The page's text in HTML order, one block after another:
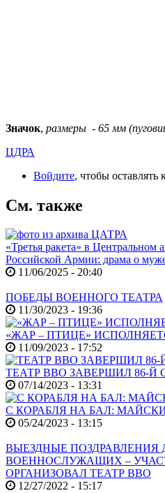
Значок, размеры - 65 мм
ЦДРА
Войдите, чтобы оставлять
См. также
«Третья ракета» в Центральном
Российской Армии: драма о
11/06/2025 - 20:40
ПОБЕДЫ ВОЕННОГО ТЕАТРА
11/30/2023 - 19:36
«ЖАР – ПТИЦЕ»
11/09/2023 - 17:52
ТЕАТР ВВО ЗАВЕРШИЛ 86-Й
07/14/2023 - 13:31
С КОРАБЛЯ НА БАЛ:
05/24/2023 - 13:15
ВЫЕЗДНЫЕ ПОЗДРАВЛЕНИЯ
ВОЕННОСЛУЖАЩИХ –
ОРГАНИЗОВАЛ ТЕАТР ВВО
12/27/2022 - 15:17